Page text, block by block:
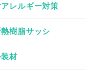
レルギー対策
熱樹脂サッシ
材